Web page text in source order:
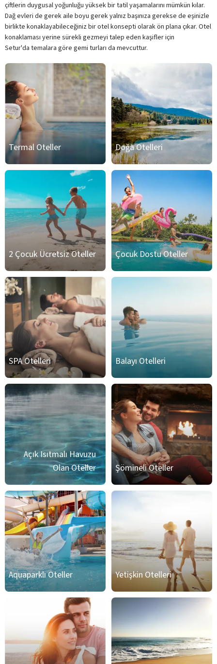
çiftlerin duygusal yoğunluğu yüksek bir tatil yaşamalarını mümkün kılar.
Dağ evleri de gerek aile boyu gerek yalnız başınıza gerekse de eşinizle
birlikte konaklayabileceğiniz bir otel konsepti olarak ön plana çıkar. Otel
konaklaması yerine sürekli gezmeyi talep eden kaşifler için
Setur'da temalara göre gemi turları da mevcuttur.
Termal Oteller Doğa Otelleri
2 Çocuk Ücretsiz Oteller Çocuk Dostu Oteller
SPA Otelleri Balayı Otelleri
Açık Isıtmalı Havuzu
Olan Oteller
Şömineli Oteller
Aquaparklı Oteller Yetişkin Otelleri